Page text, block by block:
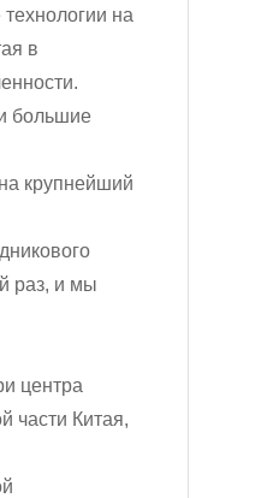
на
в
большие
крупнейший
раз, и мы
центра
части Китая,